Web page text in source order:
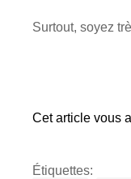
Surtout, soyez
Cet article vous
Étiquettes: